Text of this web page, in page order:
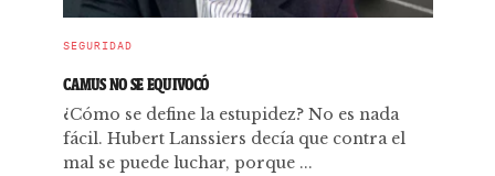
SEGURIDAD
CAMUS NO SE EQUIVOCÓ
¿Cómo se define la estupidez? No es nada
fácil. Hubert Lanssiers decía que contra el
mal se puede luchar, porque ...